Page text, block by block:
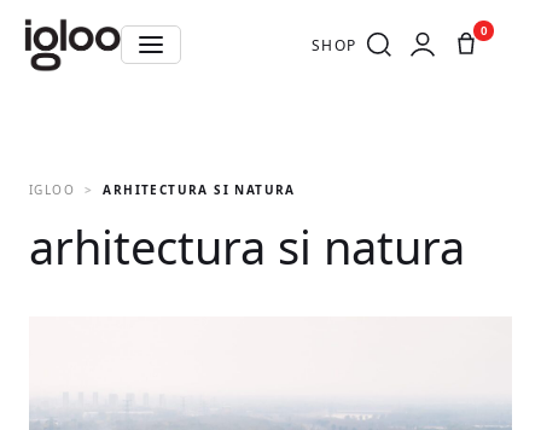
SHOP
0
IGLOO ARHITECTURA SI NATURA
arhitectura si natura